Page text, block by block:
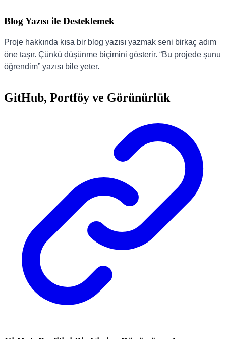
Blog Yazısı ile Desteklemek
Proje hakkında kısa bir blog yazısı yazmak seni birkaç adım
öne taşır. Çünkü düşünme biçimini gösterir. “Bu projede şunu
öğrendim” yazısı bile yeter.
GitHub, Portföy ve Görünürlük